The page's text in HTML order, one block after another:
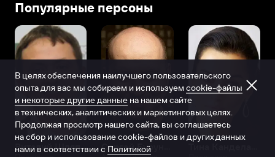
взгляд
на
историю
«Повелителя
повествует
группе
подростков,
мистическим
образом
Популярные персоны
Виталий Шляппо
В целях обеспечения наилучшего пользовательского
опыта для вас мы собираем и используем cookie-файлы
и некоторые другие данные на нашем сайте
в технических, аналитических и маркетинговых целях.
Продолжая просмотр нашего сайта, вы соглашаетесь
на сбор и использование cookie-файлов и других данных
нами в соответствии с Политикой